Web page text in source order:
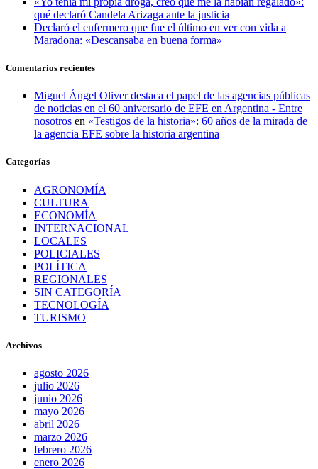
qué declaró Candela Arizaga ante la justicia
Declaró el enfermero que fue el último en ver con vida a
Maradona: «Descansaba en buena forma»
Comentarios recientes
Miguel Ángel Oliver destaca el papel de las agencias públicas
de noticias en el 60 aniversario de EFE en Argentina - Entre
nosotros en «Testigos de la historia»: 60 años de la mirada de
la agencia EFE sobre la historia argentina
Categorías
AGRONOMÍA
CULTURA
ECONOMÍA
INTERNACIONAL
LOCALES
POLICIALES
POLÍTICA
REGIONALES
SIN CATEGORÍA
TECNOLOGÍA
TURISMO
Archivos
agosto 2026
julio 2026
junio 2026
mayo 2026
abril 2026
marzo 2026
febrero 2026
enero 2026